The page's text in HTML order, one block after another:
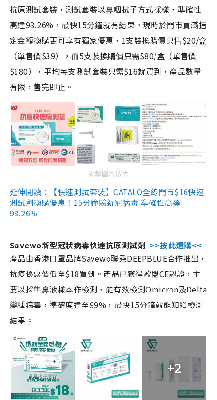
抗原測試套裝，測試套裝以鼻咽拭子方式採樣，準確性
高達98.26%，最快15分鐘就有結果。現時於門市買滿指
定金額換購更可享有獨家優惠，1支裝換購價只售$20/盒
（單售價$39），而5支裝換購價只需$80/盒（單售價
$180），平均每支測試套裝只需$16就買到，產品數量
有限，售完即止。
點擊圖片放大
延伸閱讀：【快速測試套裝】CATALO全線門市$16快速
測試劑換購優惠！15分鐘驗新冠病毒 準確性高達
98.26%
Savewo新型冠狀病毒快速抗原測試劑 >>按此選購<<
產品由香港口罩品牌Savewo聯乘DEEPBLUE合作推出，
抗疫優惠價低至$18買到。產品已獲得歐盟CE認證，主
要以採集鼻液樣本作檢測，能有效檢測Omicron及Delta
變種病毒，準確度達至99%，最快15分鐘就能知道檢測
結果。
+2